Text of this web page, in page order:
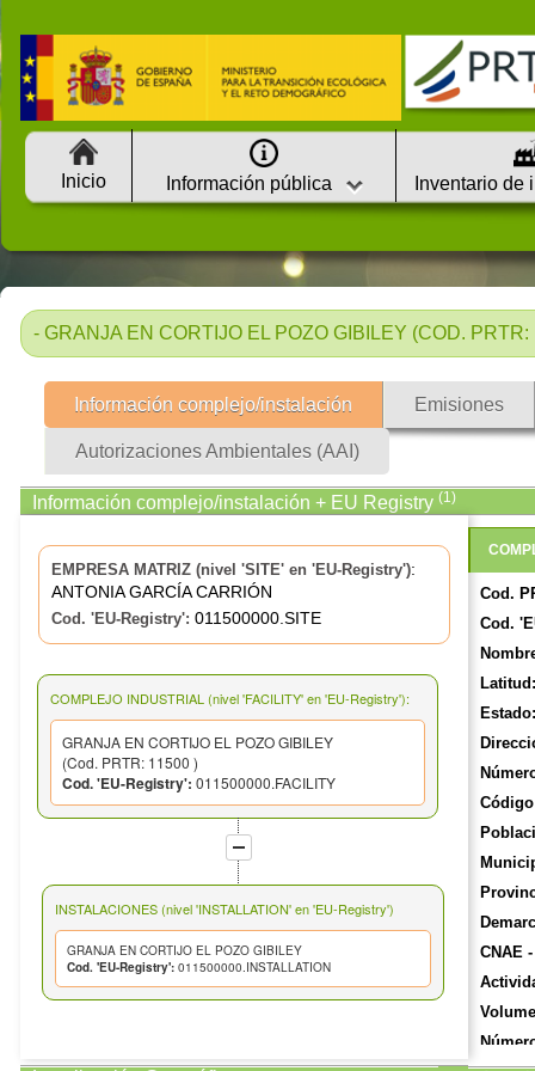
Inicio Información pública Inventario de
- GRANJA EN CORTIJO EL POZO GIBILEY (COD. PRTR:
Información complejo/instalación Emisiones
Autorizaciones Ambientales (AAI)
Información complejo/instalación + EU Registry (1)
EMPRESA MATRIZ (nivel 'SITE' en 'EU-Registry'):
ANTONIA GARCÍA CARRIÓN
Cod. 'EU-Registry': 011500000.SITE
COMPLEJO INDUSTRIAL (nivel 'FACILITY' en 'EU-Registry'):
GRANJA EN CORTIJO EL POZO GIBILEY
(Cod. PRTR: 11500 )
Cod. 'EU-Registry': 011500000.FACILITY
INSTALACIONES (nivel 'INSTALLATION' en 'EU-Registry')
GRANJA EN CORTIJO EL POZO GIBILEY
Cod. 'EU-Registry': 011500000.INSTALLATION
Cod.
Cod.
Latitud:
Estado:
CNAE